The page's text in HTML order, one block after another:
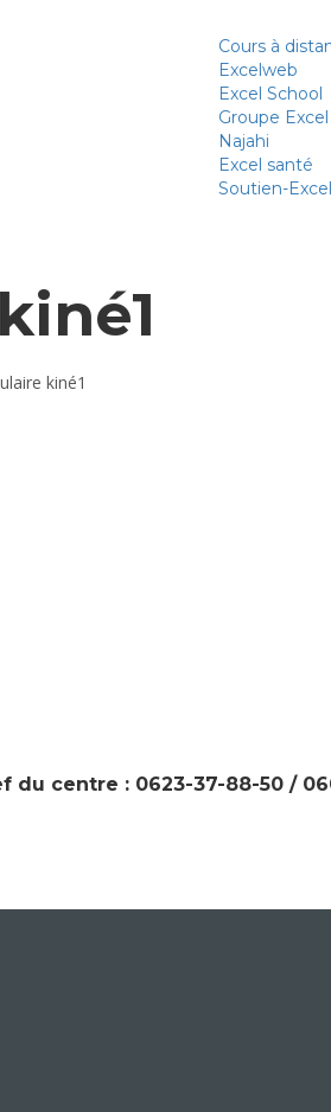
Cours à
Excelweb
Excel School
Groupe Excel
Najahi
Excel santé
Soutien-Excel
kiné1
centre : 0623-37-88-50 /